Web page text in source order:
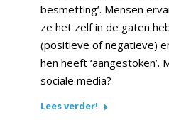
besmetting’. Mensen
ze het zelf in de gaten
(positieve of negatieve)
hen heeft ‘aangestoken’.
sociale media?
Lees verder!